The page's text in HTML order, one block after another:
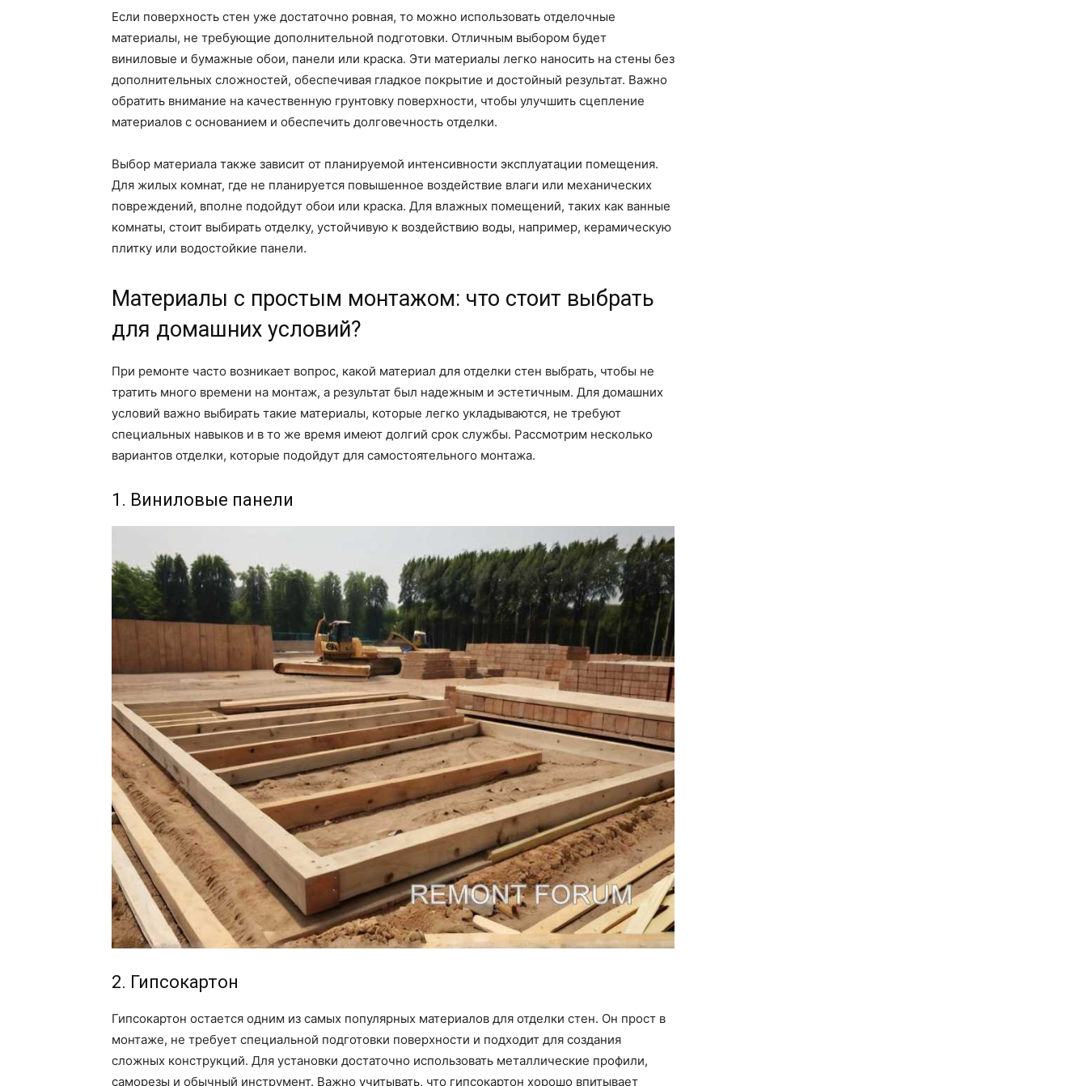
Если поверхность стен уже достаточно ровная, то можно использовать отделочные
материалы, не требующие дополнительной подготовки. Отличным выбором будет
виниловые и бумажные обои, панели или краска. Эти материалы легко наносить на стены без
дополнительных сложностей, обеспечивая гладкое покрытие и достойный результат. Важно
обратить внимание на качественную грунтовку поверхности, чтобы улучшить сцепление
материалов с основанием и обеспечить долговечность отделки.
Выбор материала также зависит от планируемой интенсивности эксплуатации помещения.
Для жилых комнат, где не планируется повышенное воздействие влаги или механических
повреждений, вполне подойдут обои или краска. Для влажных помещений, таких как ванные
комнаты, стоит выбирать отделку, устойчивую к воздействию воды, например, керамическую
плитку или водостойкие панели.
Материалы с простым монтажом: что стоит выбрать
для домашних условий?
При ремонте часто возникает вопрос, какой материал для отделки стен выбрать, чтобы не
тратить много времени на монтаж, а результат был надежным и эстетичным. Для домашних
условий важно выбирать такие материалы, которые легко укладываются, не требуют
специальных навыков и в то же время имеют долгий срок службы. Рассмотрим несколько
вариантов отделки, которые подойдут для самостоятельного монтажа.
1. Виниловые панели
2. Гипсокартон
Гипсокартон остается одним из самых популярных материалов для отделки стен. Он прост в
монтаже, не требует специальной подготовки поверхности и подходит для создания
сложных конструкций. Для установки достаточно использовать металлические профили,
саморезы и обычный инструмент. Важно учитывать, что гипсокартон хорошо впитывает